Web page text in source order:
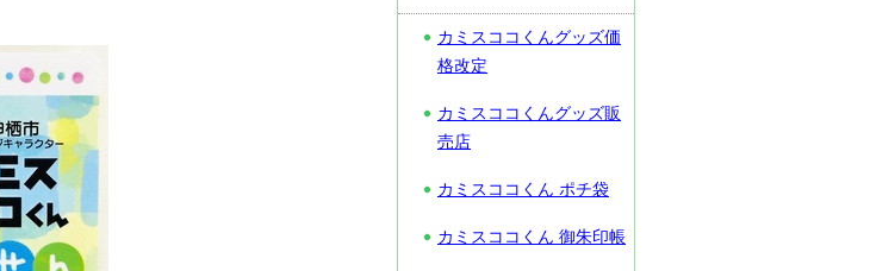
カミスココくんグッズ価
格改定
カミスココくんグッズ販
売店
カミスココくん ポチ袋
カミスココくん 御朱印帳